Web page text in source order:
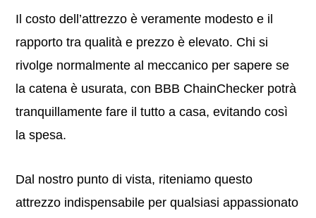
Il costo dell’attrezzo è veramente modesto e il
rapporto tra qualità e prezzo è elevato. Chi si
rivolge normalmente al meccanico per sapere se
la catena è usurata, con BBB ChainChecker potrà
tranquillamente fare il tutto a casa, evitando così
la spesa.
Dal nostro punto di vista, riteniamo questo
attrezzo indispensabile per qualsiasi appassionato